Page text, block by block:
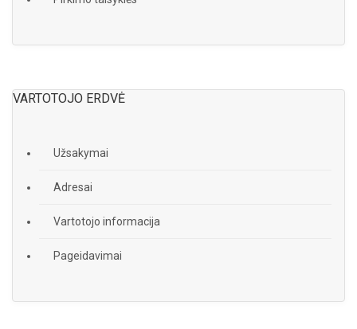
VARTOTOJO ERDVĖ
Užsakymai
Adresai
Vartotojo informacija
Pageidavimai